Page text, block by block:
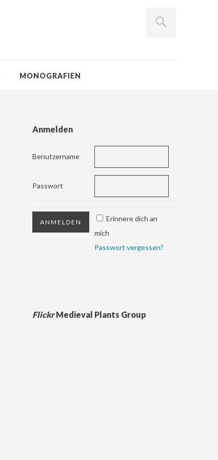
MONOGRAFIEN
Anmelden
Benutzername
Passwort
Erinnere dich an
mich
Passwort vergessen?
FlickrMedieval Plants Group